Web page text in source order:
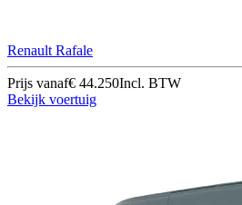
Renault Rafale
Prijs vanaf€ 44.250Incl. BTW
Bekijk voertuig